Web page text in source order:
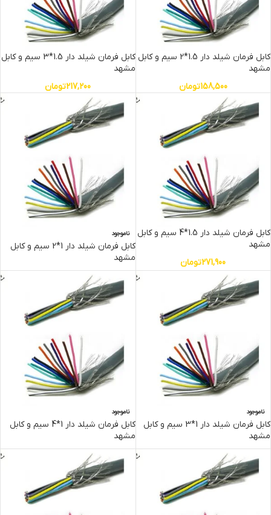
کابل فرمان شیلد دار 1.5*2 سیم و کابل
مشهد
158,500تومان
کابل فرمان شیلد دار 1.5*3 سیم و کابل
مشهد
217,200تومان
کابل فرمان شیلد دار 1.5*4 سیم و کابل
مشهد
271,900تومان
ناموجود
کابل فرمان شیلد دار 1*2 سیم و کابل
مشهد
ناموجود
کابل فرمان شیلد دار 1*3 سیم و کابل
مشهد
ناموجود
کابل فرمان شیلد دار 1*4 سیم و کابل
مشهد